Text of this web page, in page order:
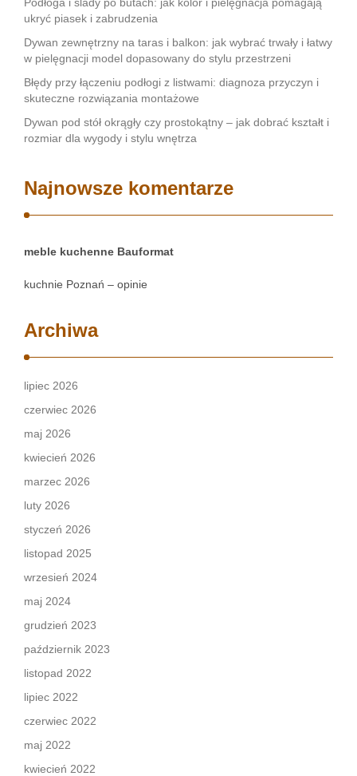
ukryć piasek i zabrudzenia
Dywan zewnętrzny na taras i balkon: jak wybrać trwały i łatwy
w pielęgnacji model dopasowany do stylu przestrzeni
Błędy przy łączeniu podłogi z listwami: diagnoza przyczyn i
skuteczne rozwiązania montażowe
Dywan pod stół okrągły czy prostokątny – jak dobrać kształt i
rozmiar dla wygody i stylu wnętrza
Najnowsze komentarze
meble kuchenne Bauformat
kuchnie Poznań – opinie
Archiwa
lipiec 2026
czerwiec 2026
maj 2026
kwiecień 2026
marzec 2026
luty 2026
styczeń 2026
listopad 2025
wrzesień 2024
maj 2024
grudzień 2023
październik 2023
listopad 2022
lipiec 2022
czerwiec 2022
maj 2022
kwiecień 2022